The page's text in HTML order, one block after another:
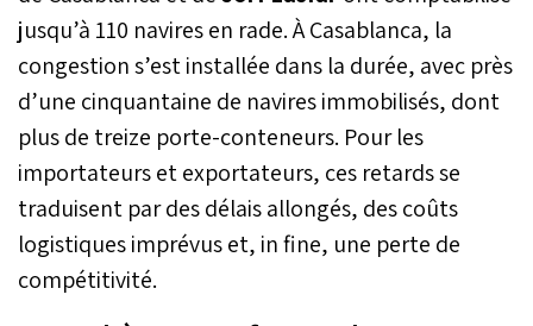
jusqu’à 110 navires en rade. À Casablanca, la
congestion s’est installée dans la durée, avec près
d’une cinquantaine de navires immobilisés, dont
plus de treize porte-conteneurs. Pour les
importateurs et exportateurs, ces retards se
traduisent par des délais allongés, des coûts
logistiques imprévus et, in fine, une perte de
compétitivité.